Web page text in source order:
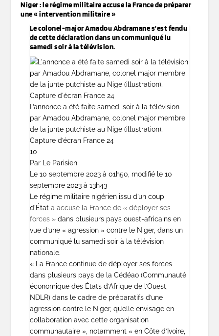
Niger : le régime militaire accuse la France de préparer
une « intervention militaire »
Le colonel-major Amadou Abdramane s’est fendu
de cette déclaration dans un communiqué lu
samedi soir à la télévision.
L’annonce a été faite samedi soir à la télévision
par Amadou Abdramane, colonel major membre
de la junte putchiste au Nige (illustration).
Capture d’écran France 24
10
Par Le Parisien
Le 10 septembre 2023 à 01h50, modifié le 10
septembre 2023 à 13h43
Le régime militaire nigérien issu d’un coup
d’État a accusé la France de « déployer ses
forces »dans plusieurs pays ouest-africains en
vue d’une « agression » contre le Niger, dans un
communiqué lu samedi soir à la télévision
nationale.
« La France continue de déployer ses forces
dans plusieurs pays de la Cédéao (Communauté
économique des États d’Afrique de l’Ouest,
NDLR) dans le cadre de préparatifs d’une
agression contre le Niger, qu’elle envisage en
collaboration avec cette organisation
communautaire », notamment « en Côte d’Ivoire,